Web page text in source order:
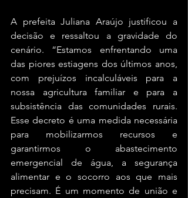
A prefeita Juliana Araújo justificou a
decisão e ressaltou a gravidade do
cenário. “Estamos enfrentando uma
das piores estiagens dos últimos anos,
com prejuízos incalculáveis para a
nossa agricultura familiar e para a
subsistência das comunidades rurais.
Esse decreto é uma medida necessária
para mobilizarmos recursos e
garantirmos o abastecimento
emergencial de água, a segurança
alimentar e o socorro aos que mais
precisam. É um momento de união e